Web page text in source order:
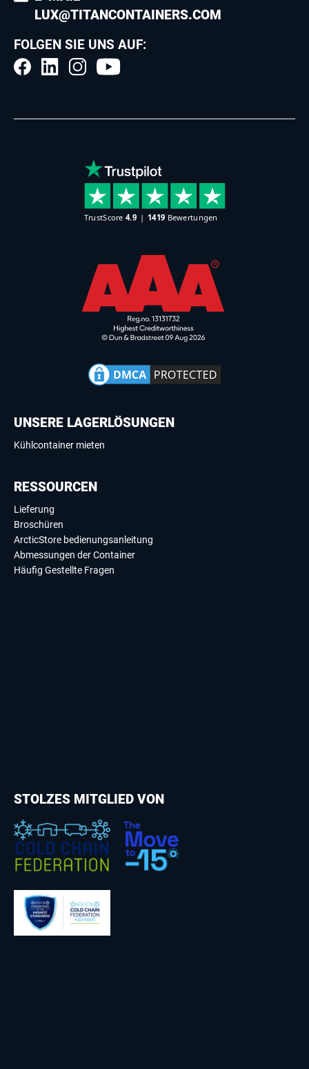
LUX@TITANCONTAINERS.COM
FOLGEN SIE UNS AUF:
UNSERE LAGERLÖSUNGEN
Kühlcontainer mieten
RESSOURCEN
Lieferung
Broschüren
ArcticStore bedienungsanleitung
Abmessungen der Container
Häufig Gestellte Fragen
STOLZES MITGLIED VON